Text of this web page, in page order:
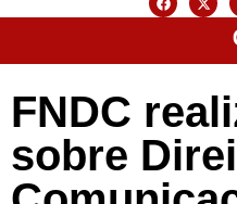
FNDC
sobre